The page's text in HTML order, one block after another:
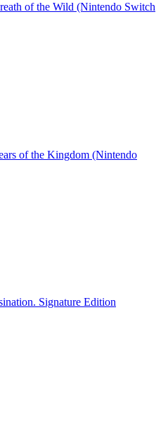
of the Wild (Nintendo Switch
of the Kingdom (Nintendo
Signature Edition